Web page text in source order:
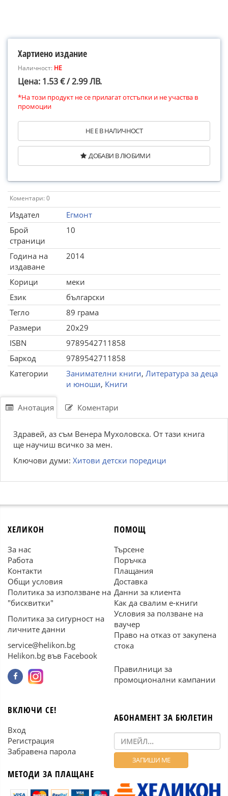
Хартиено издание
Наличност: НЕ
Цена: 1.53 € / 2.99 ЛВ.
*На този продукт не се прилагат отстъпки и не участва в
промоции
НЕ Е В НАЛИЧНОСТ
ДОБАВИ В ЛЮБИМИ
Коментари: 0
Издател
Егмонт
Брой
страници
10
Година на
издаване
2014
Корици
меки
Език
български
Тегло
89 грама
Размери
20x29
ISBN
9789542711858
Баркод
9789542711858
Категории
Занимателни книги, Литература за деца
и юноши, Книги
Анотация Коментари
Здравей, аз съм Венера Мухоловска. От тази книга
ще научиш всичко за мен.
Ключови думи: Хитови детски поредици
ХЕЛИКОН
За нас
Работа
Контакти
Общи условия
Политика за използване на
"бисквитки"
Политика за сигурност на
личните данни
service@helikon.bg
Helikon.bg във Facebook
ПОМОЩ
Търсене
Поръчка
Плащания
Доставка
Данни за клиента
Как да свалим е-книги
Условия за ползване на
ваучер
Право на отказ от закупена
стока
Правилници за
промоционални кампании
ВКЛЮЧИ СЕ!
Вход
Регистрация
Забравена парола
МЕТОДИ ЗА ПЛАЩАНЕ
АБОНАМЕНТ ЗА БЮЛЕТИН